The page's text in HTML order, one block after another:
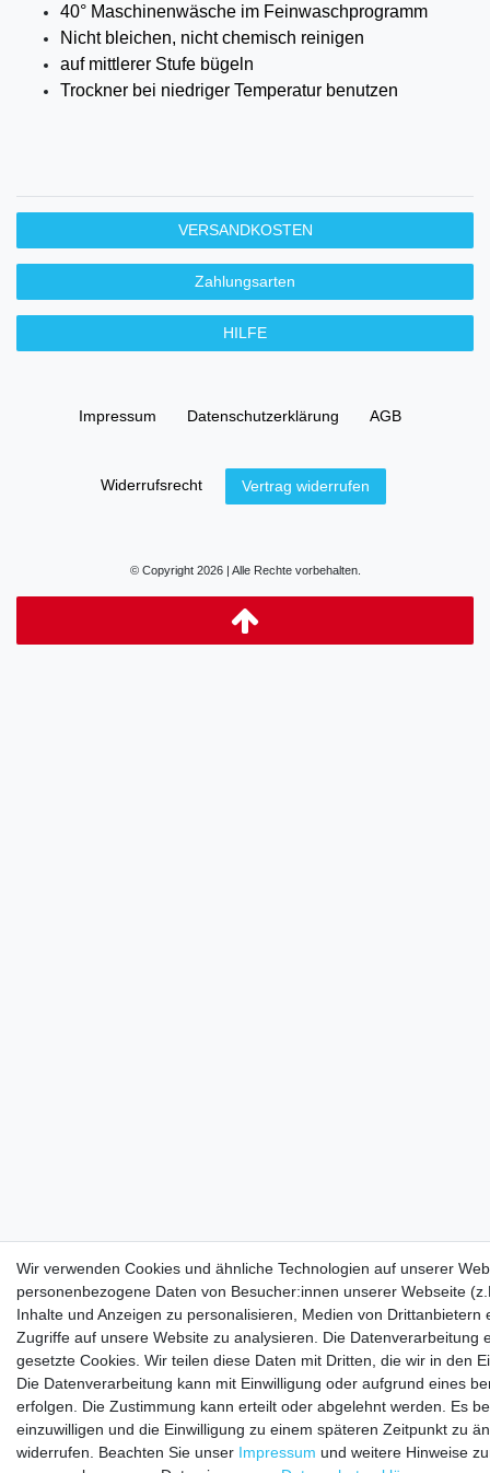
40° Maschinenwäsche im Feinwaschprogramm
Nicht bleichen, nicht chemisch reinigen
auf mittlerer Stufe bügeln
Trockner bei niedriger Temperatur benutzen
VERSANDKOSTEN
Zahlungsarten
HILFE
Impressum Daten­schutz­erklärung AGB
Widerrufs­recht Vertrag widerrufen
© Copyright 2026 | Alle Rechte vorbehalten.
Wir verwenden Cookies und ähnliche Technologien auf unserer
personenbezogene Daten von Besucher:innen unserer Webseite
Inhalte und Anzeigen zu personalisieren, Medien von Drittanbietern
Zugriffe auf unsere Website zu analysieren. Die Datenverarbeitung
gesetzte Cookies. Wir teilen diese Daten mit Dritten, die wir in den
Die Datenverarbeitung kann mit Einwilligung oder aufgrund eines
erfolgen. Die Zustimmung kann erteilt oder abgelehnt werden. Es
einzuwilligen und die Einwilligung zu einem späteren Zeitpunkt zu
widerrufen. Beachten Sie unser Impressum und weitere Hinweise